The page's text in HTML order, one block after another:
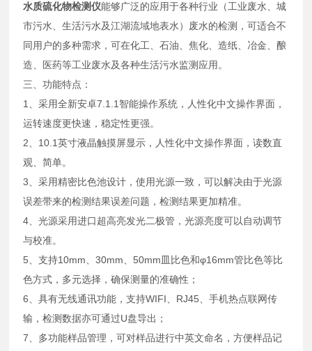
水质硫化物检测仪能够广泛的应用于各种行业（工业废水、城
市污水、生活污水及江湖流域地表水）废水的检测，可适合不
同用户的多种需求，可在化工、石油、焦化、造纸、冶金、酿
造、医药等工业废水及各种生活污水监测应用。
三、功能特点：
1、采用全新安卓7.1.1智能操作系统，人性化中文操作界面，
运转速度更快速，稳定性更强。
2、10.1英寸液晶触摸屏显示，人性化中文操作界面，读数直
观、简单。
3、采用精密比色池设计，使用光源一致，可以解决由于光源
误差带来的检测结果误差问题，检测结果更加精准。
4、光源采用进口超高亮发光二极管，光源亮度可以自动调节
与校准。
5、支持10mm、30mm、50mm皿比色和φ16mm管比色等比
色方式，多元选择，确保测量的准确性；
6、具有无线通讯功能，支持WIFI、RJ45、手机热点联网传
输，检测数据亦可通过U盘导出；
7、多功能样品管理，可对样品进行中英文命名，方便样品记